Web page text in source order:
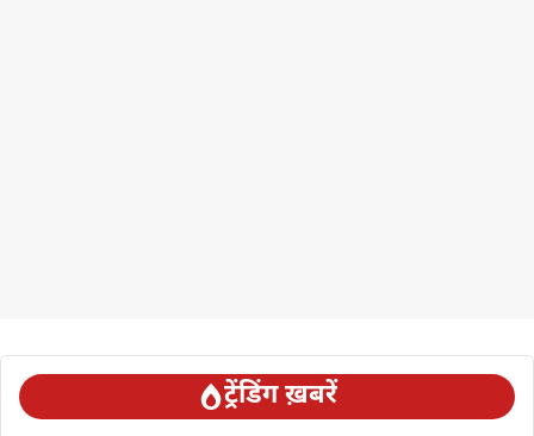
ट्रेंडिंग ख़बरें